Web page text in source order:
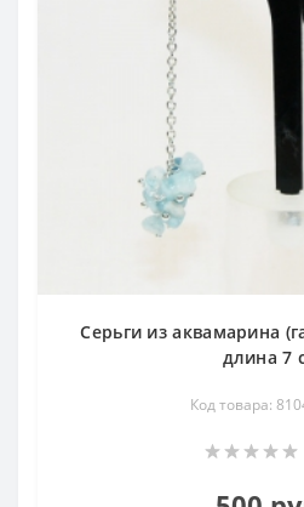
Серьги из аквамарина
длина 7
Код товара: